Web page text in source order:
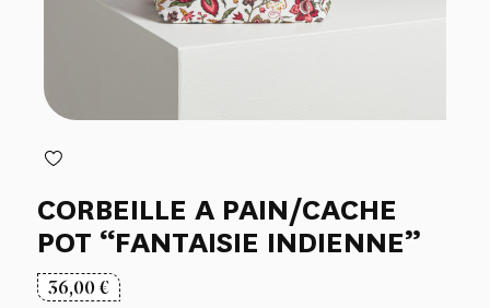
CORBEILLE A PAIN/CACHE
POT “FANTAISIE INDIENNE”
36,00€